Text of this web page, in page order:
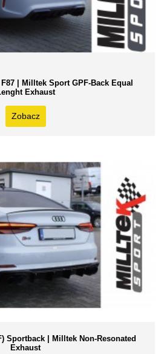
| Milltek Sport GPF-Back Equal
Exhaust
Zobacz
Sportback | Milltek Non-Resonated
Exhaust